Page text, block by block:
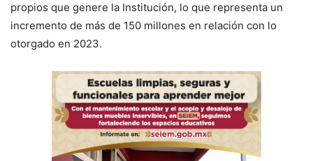
propios que genere la Institución, lo que representa un
incremento de más de 150 millones en relación con lo
otorgado en 2023.